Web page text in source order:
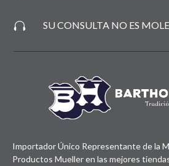
 SU CONSULTA NO ES
Importador Único Representante de la
Productos Mueller en las mejores